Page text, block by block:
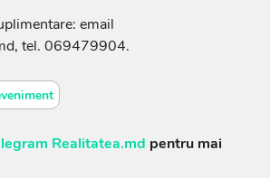
email
tel. 069479904.
Realitatea.md pentru mai